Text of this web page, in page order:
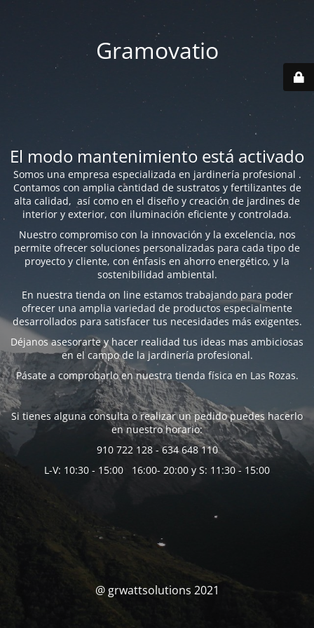
Gramovatio
El modo mantenimiento está activado
Somos una empresa especializada en jardinería profesional .
Contamos con amplia cantidad de sustratos y fertilizantes de
alta calidad, así como en el diseño y creación de jardines de
interior y exterior, con iluminación eficiente y controlada.
Nuestro compromiso con la innovación y la excelencia, nos
permite ofrecer soluciones personalizadas para cada tipo de
proyecto y cliente, con énfasis en ahorro energético, y la
sostenibilidad ambiental.
En nuestra tienda on line estamos trabajando para poder
ofrecer una amplia variedad de productos especialmente
desarrollados para satisfacer tus necesidades más exigentes.
Déjanos asesorarte y hacer realidad tus ideas mas ambiciosas
en el campo de la jardinería profesional.
Pásate a comprobarlo en nuestra tienda física en Las Rozas.
Si tienes alguna consulta o realizar un pedido puedes hacerlo
en nuestro horario:
910 722 128 - 634 648 110
L-V: 10:30 - 15:00 16:00- 20:00 y S: 11:30 - 15:00
@ grwattsolutions 2021